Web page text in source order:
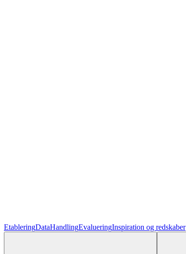
EtableringDataHandlingEvalueringInspiration og redskaber